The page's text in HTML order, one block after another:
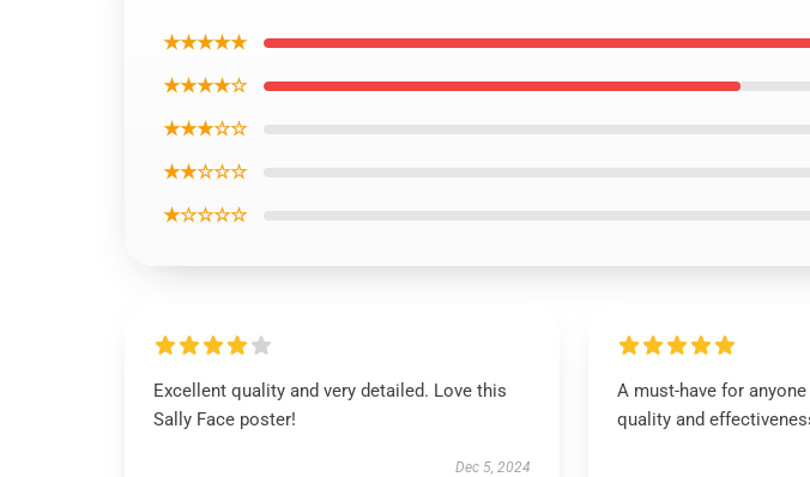
★★★★★
★★★★☆
★★★☆☆
★★☆☆☆
★☆☆☆☆
Excellent quality and very detailed. Love this
Sally Face poster!
Dec 5, 2024
A must-have for
quality and